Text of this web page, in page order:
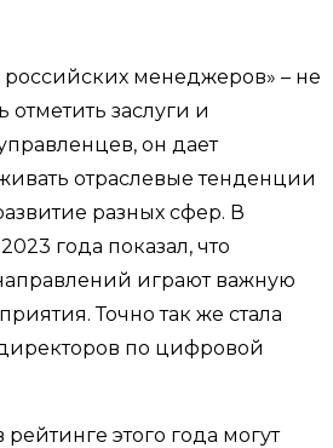
менеджеров» – не
отметить заслуги и
он дает
отраслевые тенденции
разных сфер. В
года показал, что
играют важную
Точно так же стала
по цифровой
этого года могут